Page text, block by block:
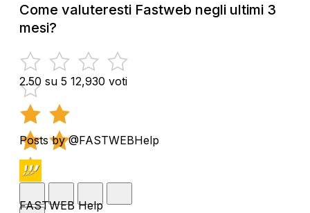
Come valuteresti Fastweb negli ultimi 3
mesi?
2.50 su 5 12,930 voti
Posts by @FASTWEBHelp
FASTWEB Help